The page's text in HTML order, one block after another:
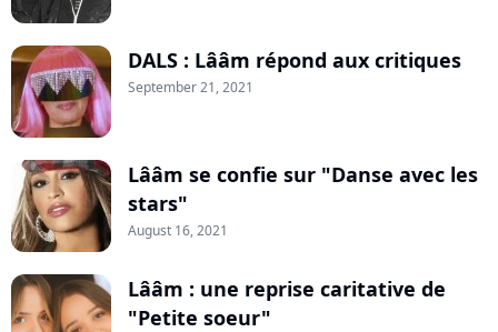
DALS : Lââm répond aux critiques
September 21, 2021
Lââm se confie sur "Danse avec les
stars"
August 16, 2021
Lââm : une reprise caritative de
"Petite soeur"